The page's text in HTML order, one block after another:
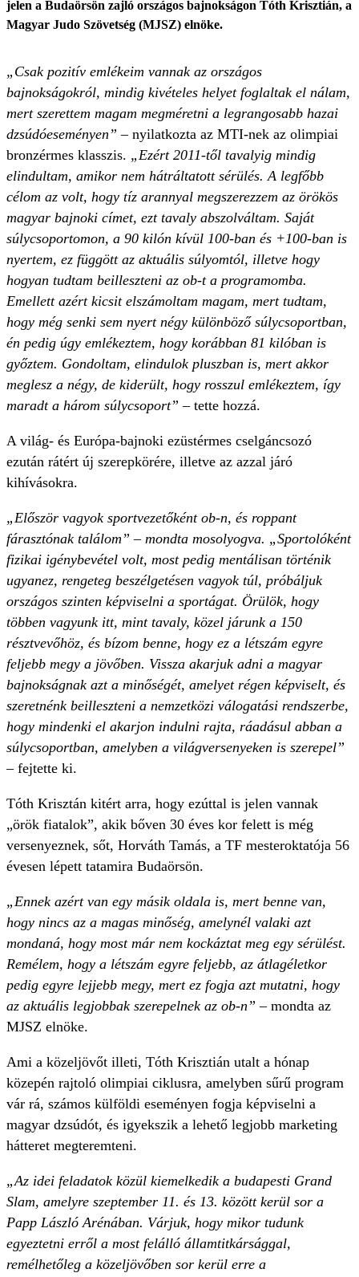
jelen a Budaörsön zajló országos bajnokságon Tóth Krisztián, a
Magyar Judo Szövetség (MJSZ) elnöke.
„Csak pozitív emlékeim vannak az országos
bajnokságokról, mindig kivételes helyet foglaltak el nálam,
mert szerettem magam megméretni a legrangosabb hazai
dzsúdóeseményen” – nyilatkozta az MTI-nek az olimpiai
bronzérmes klasszis. „Ezért 2011-től tavalyig mindig
elindultam, amikor nem hátráltatott sérülés. A legfőbb
célom az volt, hogy tíz arannyal megszerezzem az örökös
magyar bajnoki címet, ezt tavaly abszolváltam. Saját
súlycsoportomon, a 90 kilón kívül 100-ban és +100-ban is
nyertem, ez függött az aktuális súlyomtól, illetve hogy
hogyan tudtam beilleszteni az ob-t a programomba.
Emellett azért kicsit elszámoltam magam, mert tudtam,
hogy még senki sem nyert négy különböző súlycsoportban,
én pedig úgy emlékeztem, hogy korábban 81 kilóban is
győztem. Gondoltam, elindulok pluszban is, mert akkor
meglesz a négy, de kiderült, hogy rosszul emlékeztem, így
maradt a három súlycsoport” – tette hozzá.
A világ- és Európa-bajnoki ezüstérmes cselgáncsozó
ezután rátért új szerepkörére, illetve az azzal járó
kihívásokra.
„Először vagyok sportvezetőként ob-n, és roppant
fárasztónak találom” – mondta mosolyogva. „Sportolóként
fizikai igénybevétel volt, most pedig mentálisan történik
ugyanez, rengeteg beszélgetésen vagyok túl, próbáljuk
országos szinten képviselni a sportágat. Örülök, hogy
többen vagyunk itt, mint tavaly, közel járunk a 150
résztvevőhöz, és bízom benne, hogy ez a létszám egyre
feljebb megy a jövőben. Vissza akarjuk adni a magyar
bajnokságnak azt a minőségét, amelyet régen képviselt, és
szeretnénk beilleszteni a nemzetközi válogatási rendszerbe,
hogy mindenki el akarjon indulni rajta, ráadásul abban a
súlycsoportban, amelyben a világversenyeken is szerepel”
– fejtette ki.
Tóth Krisztán kitért arra, hogy ezúttal is jelen vannak
„örök fiatalok”, akik bőven 30 éves kor felett is még
versenyeznek, sőt, Horváth Tamás, a TF mesteroktatója 56
évesen lépett tatamira Budaörsön.
„Ennek azért van egy másik oldala is, mert benne van,
hogy nincs az a magas minőség, amelynél valaki azt
mondaná, hogy most már nem kockáztat meg egy sérülést.
Remélem, hogy a létszám egyre feljebb, az átlagéletkor
pedig egyre lejjebb megy, mert ez fogja azt mutatni, hogy
az aktuális legjobbak szerepelnek az ob-n” – mondta az
MJSZ elnöke.
Ami a közeljövőt illeti, Tóth Krisztián utalt a hónap
közepén rajtoló olimpiai ciklusra, amelyben sűrű program
vár rá, számos külföldi eseményen fogja képviselni a
magyar dzsúdót, és igyekszik a lehető legjobb marketing
hátteret megteremteni.
„Az idei feladatok közül kiemelkedik a budapesti Grand
Slam, amelyre szeptember 11. és 13. között kerül sor a
Papp László Arénában. Várjuk, hogy mikor tudunk
egyeztetni erről a most felálló államtitkársággal,
remélhetőleg a közeljövőben sor kerül erre a